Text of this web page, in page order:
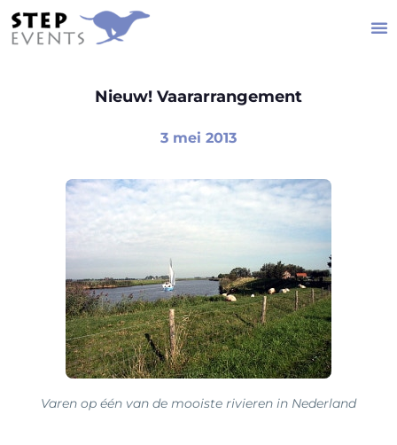
Nieuw! Vaararrangement
3 mei 2013
Varen op één van de mooiste rivieren in Nederland